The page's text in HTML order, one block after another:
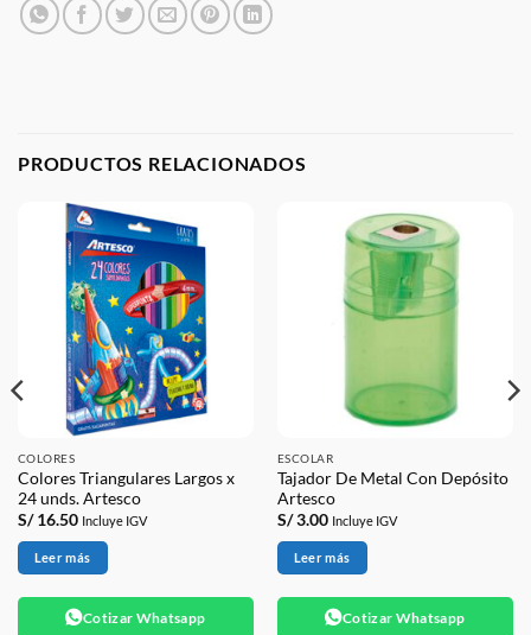
PRODUCTOS RELACIONADOS
COLORES
Colores Triangulares Largos x
24 unds. Artesco
S/16.50 Incluye IGV
Leer más
Cotizar Whatsapp
ESCOLAR
Tajador De Metal Con Depósito
Artesco
S/3.00 Incluye IGV
Leer más
Cotizar Whatsapp